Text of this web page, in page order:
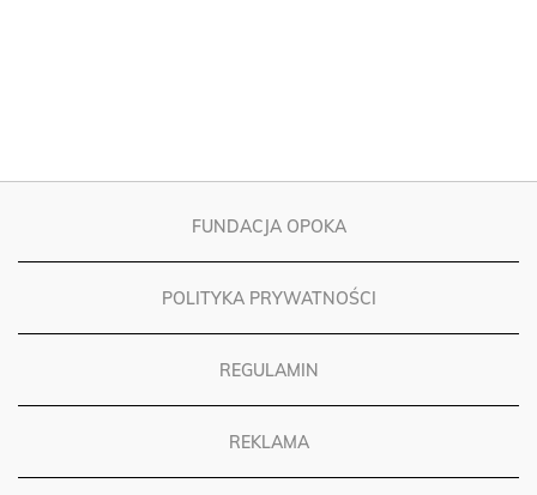
FUNDACJA OPOKA
POLITYKA PRYWATNOŚCI
REGULAMIN
REKLAMA